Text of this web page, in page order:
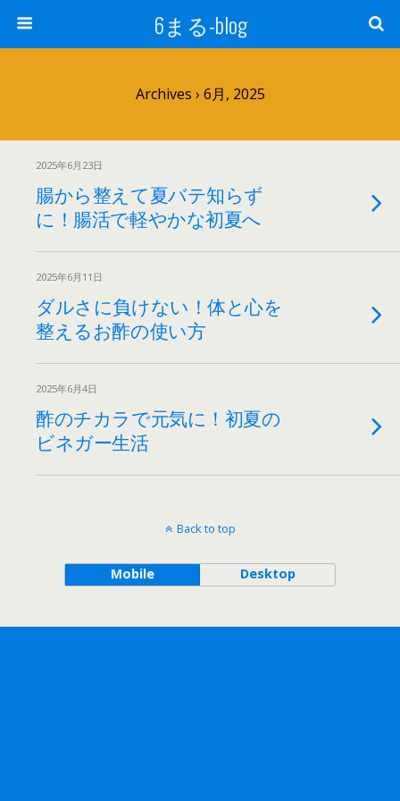
6まる-blog
Archives › 6月, 2025
2025年6月23日
腸から整えて夏バテ知らず
に！腸活で軽やかな初夏へ
2025年6月11日
ダルさに負けない！体と心を
整えるお酢の使い方
2025年6月4日
酢のチカラで元気に！初夏の
ビネガー生活
Back to top
Mobile Desktop